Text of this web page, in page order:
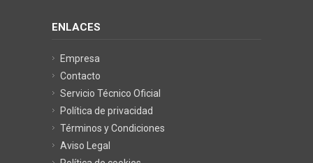
ENLACES
Empresa
Contacto
Servicio Técnico Oficial
Política de privacidad
Términos y Condiciones
Aviso Legal